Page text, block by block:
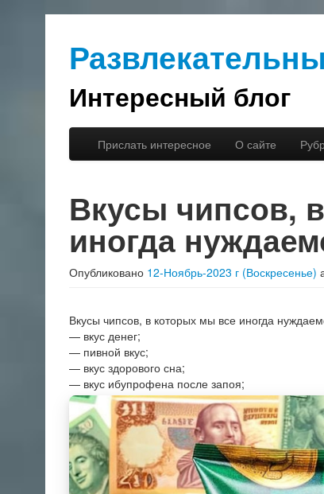
Интересный блог
Главное меню
Прислать интересное О сайте
Вкусы чипсов,
иногда
Опубликовано 12-Ноябрь-2023 г (Воскресенье)
Вкусы чипсов, в которых мы все иногда
— вкус денег;
— пивной вкус;
— вкус здорового сна;
— вкус ибупрофена после запоя;